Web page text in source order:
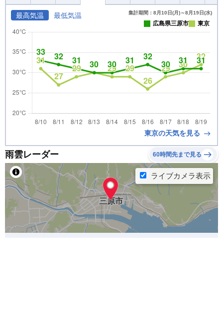
最高気温 最低気温 集計期間：8月10日(月)～8月19日(水)
広島県三原市 東京
東京の天気を見る
雨雲レーダー 60時間先まで見る